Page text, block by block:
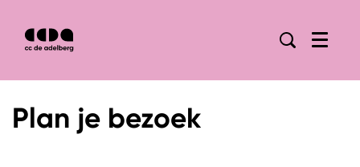
Menu
Plan je bezoek